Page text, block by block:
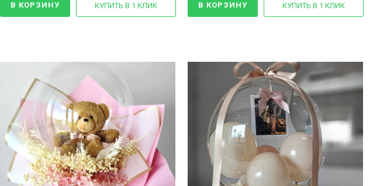
В КОРЗИНУ КУПИТЬ В 1 КЛИК В КОРЗИНУ КУПИТЬ В 1 КЛИК